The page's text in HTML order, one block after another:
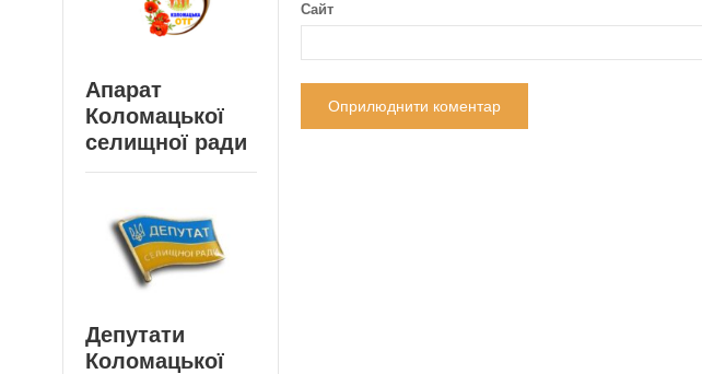
Сайт
Апарат
Коломацької
селищної ради
Депутати
Коломацької